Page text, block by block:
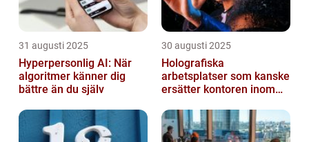
31 augusti 2025
Hyperpersonlig AI: När
algoritmer känner dig
bättre än du själv
30 augusti 2025
Holografiska
arbetsplatser som kanske
ersätter kontoren inom